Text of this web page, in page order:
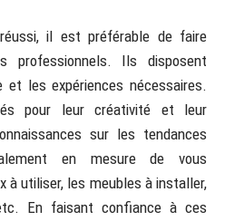
il est préférable de faire
professionnels. Ils disposent
et les expériences nécessaires.
pour leur créativité et leur
sur les tendances
en mesure de vous
à utiliser, les meubles à installer,
En faisant confiance à ces